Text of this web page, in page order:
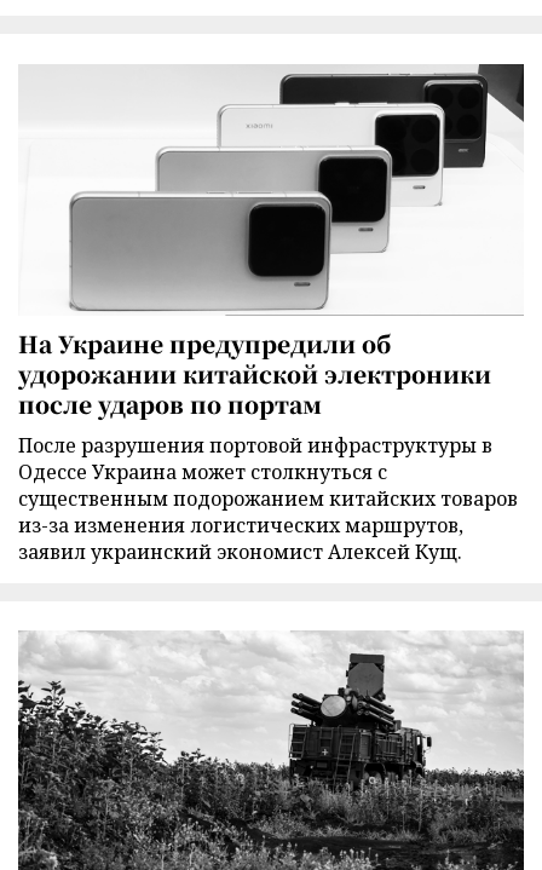
На Украине предупредили об
удорожании китайской электроники
после ударов по портам
После разрушения портовой инфраструктуры в
Одессе Украина может столкнуться с
существенным подорожанием китайских товаров
из-за изменения логистических маршрутов,
заявил украинский экономист Алексей Кущ.